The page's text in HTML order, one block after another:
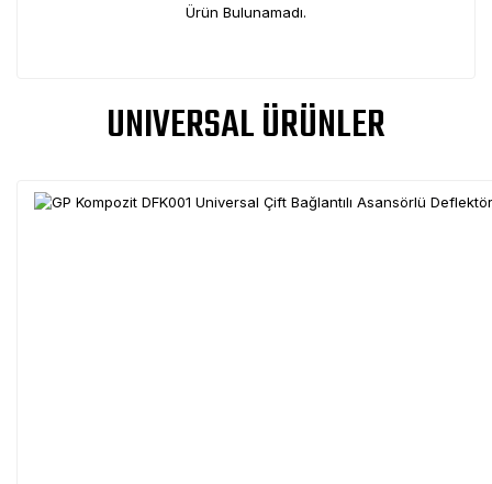
Ürün Bulunamadı.
UNIVERSAL ÜRÜNLER